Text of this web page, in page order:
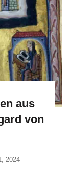
aus
von
2024